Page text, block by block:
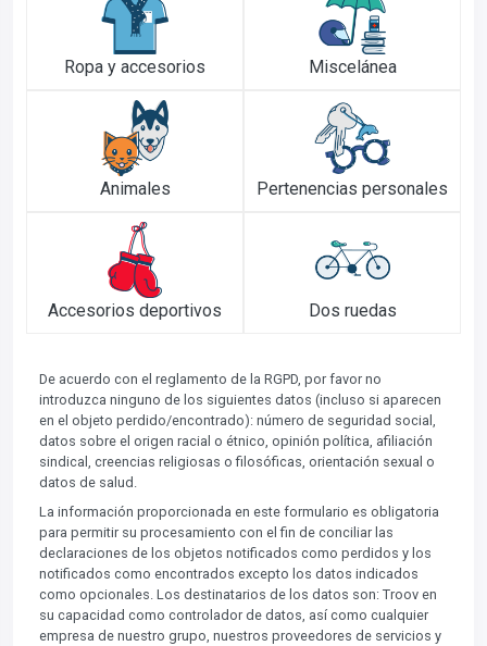
Ropa y accesorios Miscelánea
Animales Pertenencias personales
Accesorios deportivos Dos ruedas
De acuerdo con el reglamento de la RGPD, por favor no
introduzca ninguno de los siguientes datos (incluso si aparecen
en el objeto perdido/encontrado): número de seguridad social,
datos sobre el origen racial o étnico, opinión política, afiliación
sindical, creencias religiosas o filosóficas, orientación sexual o
datos de salud.
La información proporcionada en este formulario es obligatoria
para permitir su procesamiento con el fin de conciliar las
declaraciones de los objetos notificados como perdidos y los
notificados como encontrados excepto los datos indicados
como opcionales. Los destinatarios de los datos son: Troov en
su capacidad como controlador de datos, así como cualquier
empresa de nuestro grupo, nuestros proveedores de servicios y